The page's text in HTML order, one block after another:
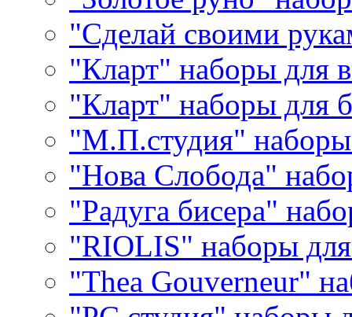
"Сделай своими
"Кларт" наборы для
"Кларт" наборы для
"М.П.студия"
"Нова Слобода"
"Радуга бисера"
"RIOLIS" наборы
"Thea Gouverneur"